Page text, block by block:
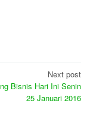
Next post
Bisnis Hari Ini Senin
25 Januari 2016